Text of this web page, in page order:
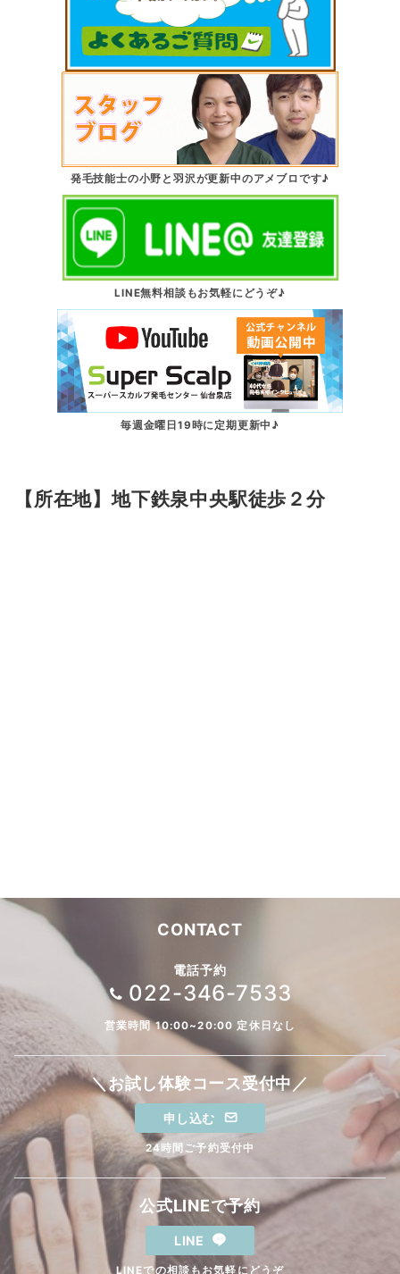
発毛技能士の小野と羽沢が更新中のアメブロです♪
LINE無料相談もお気軽にどうぞ♪
毎週金曜日19時に定期更新中♪
【所在地】地下鉄泉中央駅徒歩２分
CONTACT
電話予約
022-346-7533
営業時間 10:00~20:00 定休日なし
＼お試し体験コース受付中／
申し込む
24時間ご予約受付中
公式LINEで予約
LINE
LINEでの相談もお気軽にどうぞ